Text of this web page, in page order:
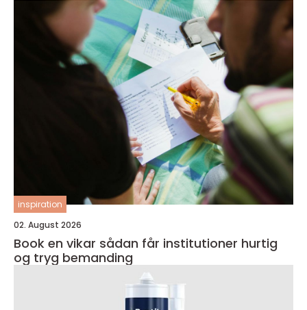
inspiration
02. August 2026
Book en vikar sådan får institutioner hurtig
og tryg bemanding